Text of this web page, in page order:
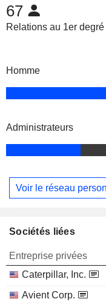
67
Relations au 1er degré
Homme
Administrateurs
Voir le réseau
Sociétés liées
Entreprise privées
Caterpillar, Inc.
Avient Corp.